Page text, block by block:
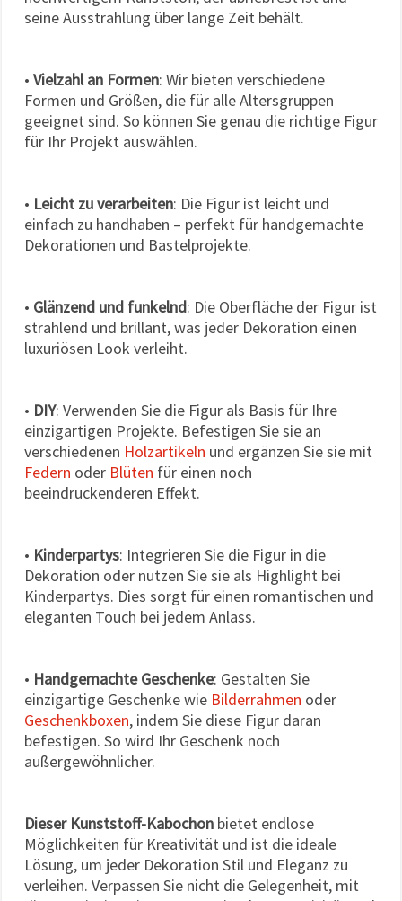
seine Ausstrahlung über lange Zeit behält.
• Vielzahl an Formen: Wir bieten verschiedene
Formen und Größen, die für alle Altersgruppen
geeignet sind. So können Sie genau die richtige Figur
für Ihr Projekt auswählen.
• Leicht zu verarbeiten: Die Figur ist leicht und
einfach zu handhaben – perfekt für handgemachte
Dekorationen und Bastelprojekte.
• Glänzend und funkelnd: Die Oberfläche der Figur ist
strahlend und brillant, was jeder Dekoration einen
luxuriösen Look verleiht.
• DIY: Verwenden Sie die Figur als Basis für Ihre
einzigartigen Projekte. Befestigen Sie sie an
verschiedenen Holzartikeln und ergänzen Sie sie mit
Federn oder Blüten für einen noch
beeindruckenderen Effekt.
• Kinderpartys: Integrieren Sie die Figur in die
Dekoration oder nutzen Sie sie als Highlight bei
Kinderpartys. Dies sorgt für einen romantischen und
eleganten Touch bei jedem Anlass.
• Handgemachte Geschenke: Gestalten Sie
einzigartige Geschenke wie Bilderrahmen oder
Geschenkboxen, indem Sie diese Figur daran
befestigen. So wird Ihr Geschenk noch
außergewöhnlicher.
Dieser Kunststoff-Kabochon bietet endlose
Möglichkeiten für Kreativität und ist die ideale
Lösung, um jeder Dekoration Stil und Eleganz zu
verleihen. Verpassen Sie nicht die Gelegenheit, mit